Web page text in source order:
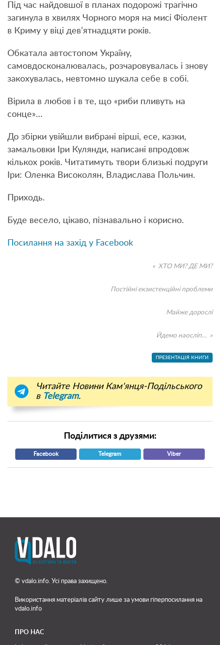
Під час найдовшої в планах подорожі трагічно
загинула в хвилях Чорного моря на мисі Фіолент
в Криму у віці дев’ятнадцяти років.
Обкатала автостопом Україну,
самовдосконалювалась, розчаровувалась і знову
закохувалась, невтомно шукала себе в собі.
Вірила в любов і в те, що «риби пливуть на
сонце»…
До збірки увійшли вибрані вірші, есе, казки,
замальовки Іри Кулянди, написані впродовж
кількох років. Читатимуть твори близькі подруги
Іри: Оленка Високолян, Владислава Польчин.
Приходь.
Буде весело, цікаво, пізнавально і корисно.
Посилання на захід у Facebook
« ХТО МИ? ДЕ МИ?
Постійні екзистенційні проблеми
Майже дорослі
Йдемо наосліп… »
ПРЕЗЕНТАЦІЯ КНИГИ
Читайте Новини Кам'янця-Подільського
в Telegram.
Поділитися з друзями:
Facebook Telegram Viber
© vdalo.info. Усі права захищено.
Використання матеріалів сайту лише за умови гіперпосилання на
vdalo.info
ПРО НАС